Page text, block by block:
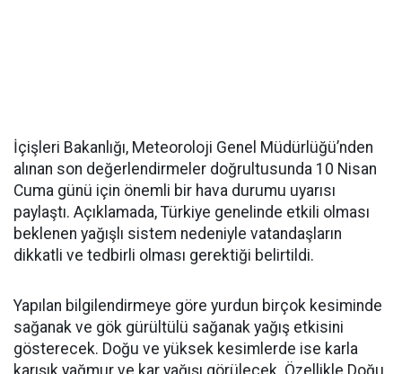
İçişleri Bakanlığı, Meteoroloji Genel Müdürlüğü’nden
alınan son değerlendirmeler doğrultusunda 10 Nisan
Cuma günü için önemli bir hava durumu uyarısı
paylaştı. Açıklamada, Türkiye genelinde etkili olması
beklenen yağışlı sistem nedeniyle vatandaşların
dikkatli ve tedbirli olması gerektiği belirtildi.
Yapılan bilgilendirmeye göre yurdun birçok kesiminde
sağanak ve gök gürültülü sağanak yağış etkisini
gösterecek. Doğu ve yüksek kesimlerde ise karla
karışık yağmur ve kar yağışı görülecek. Özellikle Doğu